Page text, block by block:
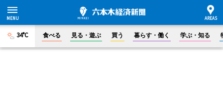
34°C 食べる 見る・遊ぶ 買う 暮らす・働く 学ぶ・知る